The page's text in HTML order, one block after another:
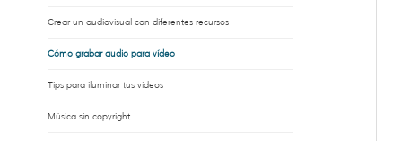
Crear un audiovisual con diferentes recursos
Cómo grabar audio para vídeo
Tips para iluminar tus vídeos
Música sin copyright